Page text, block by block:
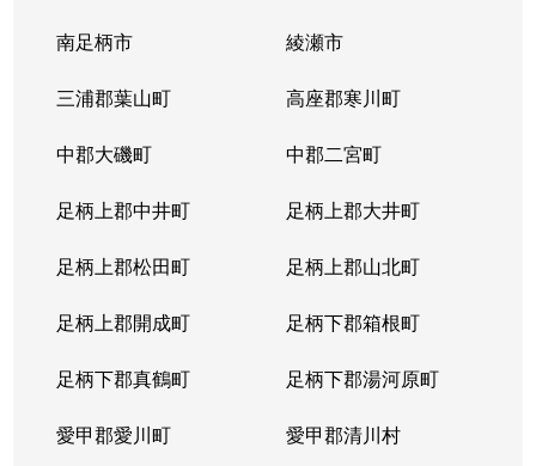
南足柄市 綾瀬市
三浦郡葉山町 高座郡寒川町
中郡大磯町 中郡二宮町
足柄上郡中井町 足柄上郡大井町
足柄上郡松田町 足柄上郡山北町
足柄上郡開成町 足柄下郡箱根町
足柄下郡真鶴町 足柄下郡湯河原町
愛甲郡愛川町 愛甲郡清川村